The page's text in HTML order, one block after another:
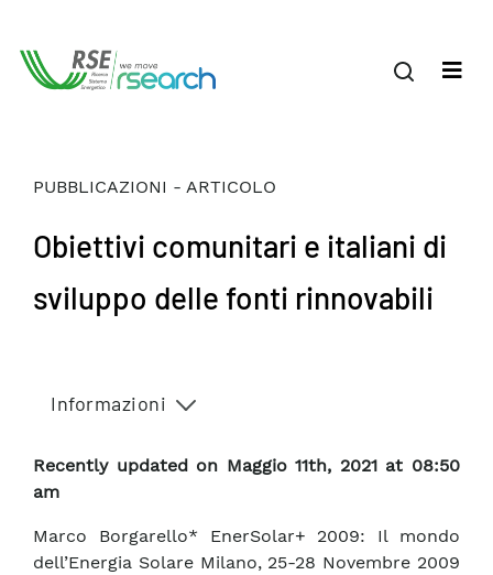
PUBBLICAZIONI - ARTICOLO
Obiettivi comunitari e italiani di
sviluppo delle fonti rinnovabili
Informazioni
Recently updated on Maggio 11th, 2021 at 08:50
am
Marco Borgarello* EnerSolar+ 2009: Il mondo
dell’Energia Solare Milano, 25-28 Novembre 2009